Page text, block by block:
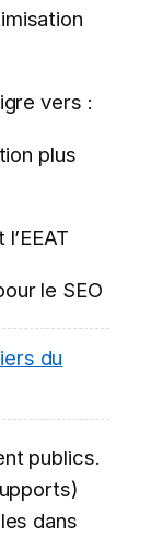
vers :
plus
le SEO
du
publics.
dans